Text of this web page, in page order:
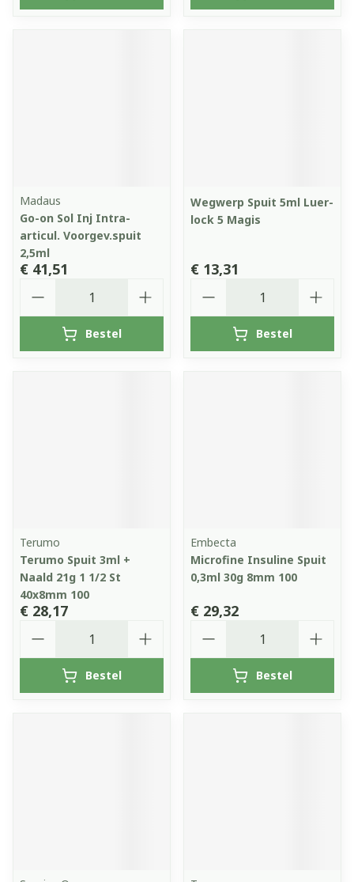
Madaus
Go-on Sol Inj Intra-
articul. Voorgev.spuit
2,5ml
€ 41,51
Bestel
Wegwerp Spuit 5ml Luer-
lock 5 Magis
€ 13,31
Bestel
Terumo
Terumo Spuit 3ml +
Naald 21g 1 1/2 St
40x8mm 100
€ 28,17
Bestel
Embecta
Microfine Insuline Spuit
0,3ml 30g 8mm 100
€ 29,32
Bestel